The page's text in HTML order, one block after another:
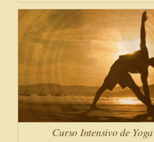
Curso Intensivo de